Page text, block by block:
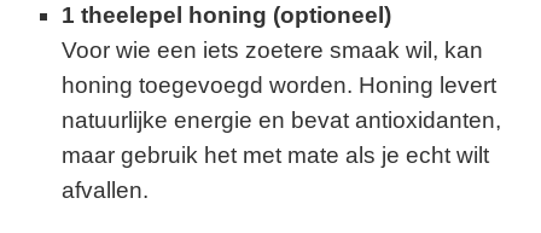
1 theelepel honing (optioneel)
Voor wie een iets zoetere smaak wil, kan
honing toegevoegd worden. Honing levert
natuurlijke energie en bevat antioxidanten,
maar gebruik het met mate als je echt wilt
afvallen.